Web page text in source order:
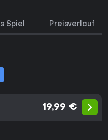
Spiel Preisverlauf
19,99 €